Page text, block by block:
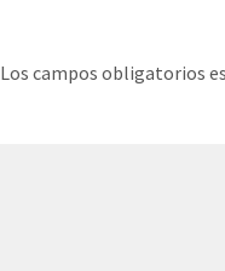
Los campos obligatorios